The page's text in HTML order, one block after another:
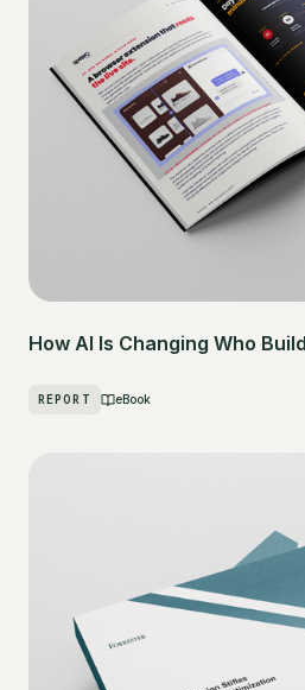
How AI Is Changing Who
REPORT eBook